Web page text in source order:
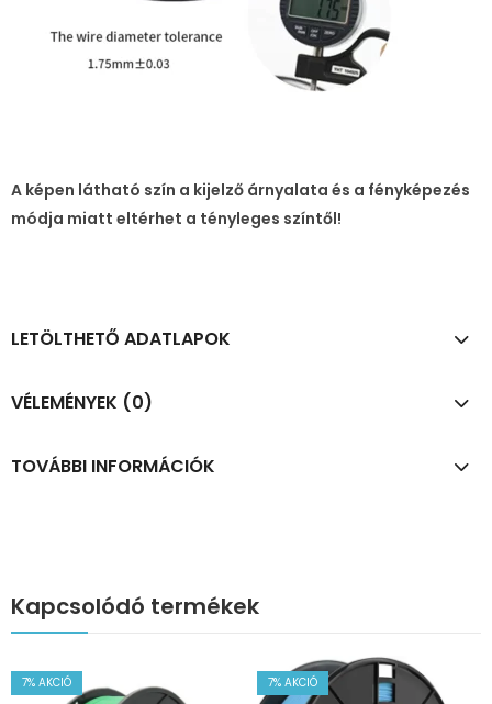
A képen látható szín a kijelző árnyalata és a fényképezés
módja miatt eltérhet a tényleges színtől!
LETÖLTHETŐ ADATLAPOK
VÉLEMÉNYEK (0)
TOVÁBBI INFORMÁCIÓK
Kapcsolódó termékek
7% AKCIÓ 7% AKCIÓ